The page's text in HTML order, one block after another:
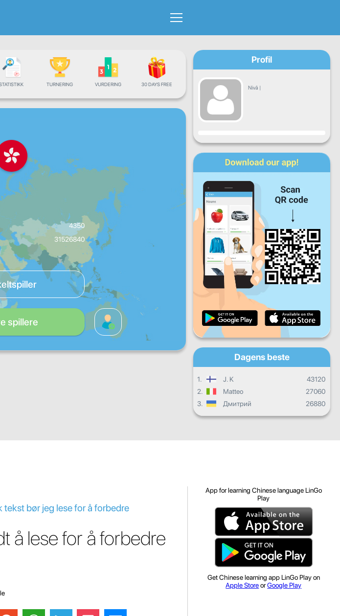
TURNERING VURDERING 30 DAYS FREE
4350
31526840
spillere
Profil
Nivå |
Fremgang
Ma On To
Lø Sø
Daglige fremskritt
Månedlige fremskritt
Samlet fremgang
Dagens beste
1. J. K
43120
2.
Matteo
27060
3.
Дмитрий 26880
bør jeg lese for å forbedre
å lese for å forbedre
App for learning Chinese language LinGo
Play
Get Chinese learning app LinGo Play on
Apple StoreorGoogle Play